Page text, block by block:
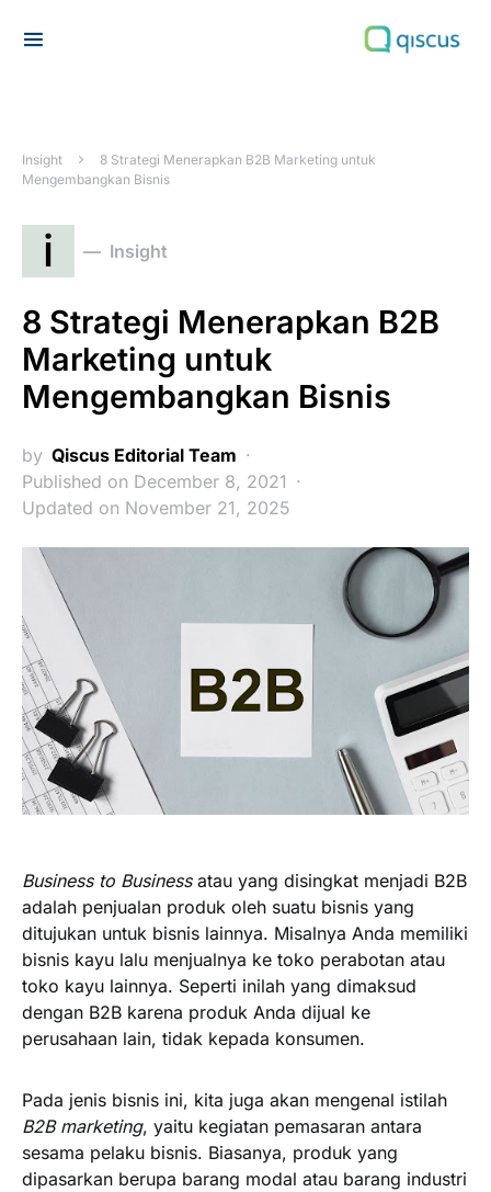
Insight
8 Strategi Menerapkan B2B Marketing untuk
Mengembangkan Bisnis
i Insight
8 Strategi Menerapkan B2B
Marketing untuk
Mengembangkan Bisnis
by Qiscus Editorial Team
Published on December 8, 2021
Updated on November 21, 2025
Business to Businessatau yang disingkat menjadi B2B
adalah penjualan produk oleh suatu bisnis yang
ditujukan untuk bisnis lainnya. Misalnya Anda memiliki
bisnis kayu lalu menjualnya ke toko perabotan atau
toko kayu lainnya. Seperti inilah yang dimaksud
dengan B2B karena produk Anda dijual ke
perusahaan lain, tidak kepada konsumen.
Pada jenis bisnis ini, kita juga akan mengenal istilah
B2B marketing, yaitu kegiatan pemasaran antara
sesama pelaku bisnis. Biasanya, produk yang
dipasarkan berupa barang modal atau barang industri